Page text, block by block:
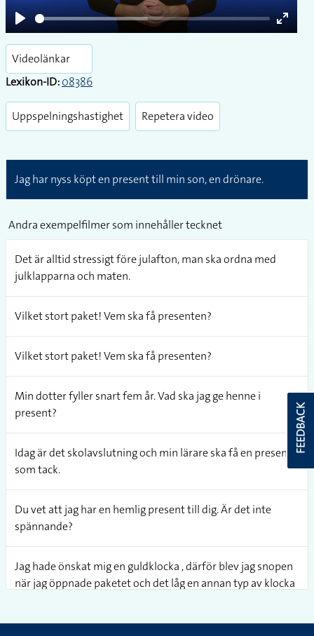
Play
Enter
Videolänkar
Lexikon-ID:08386
Uppspelningshastighet Repetera video
Jag har nyss köpt en present till min son, en drönare.
Andra exempelfilmer som innehåller tecknet
Det är alltid stressigt före julafton, man ska ordna med
julklapparna och maten.
Vilket stort paket! Vem ska få presenten?
Vilket stort paket! Vem ska få presenten?
Min dotter fyller snart fem år. Vad ska jag ge henne i
present?
Idag är det skolavslutning och min lärare ska få en present
som tack.
Du vet att jag har en hemlig present till dig. Är det inte
spännande?
Jag hade önskat mig en guldklocka , därför blev jag snopen
när jag öppnade paketet och det låg en annan typ av klocka
FEEDBACK